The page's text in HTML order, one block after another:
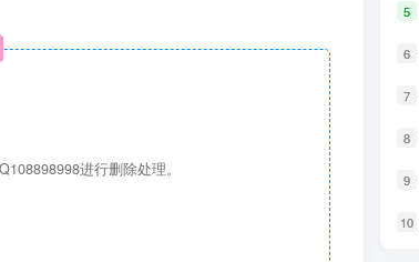
进行删除处理。
5
6
7
8
9
10